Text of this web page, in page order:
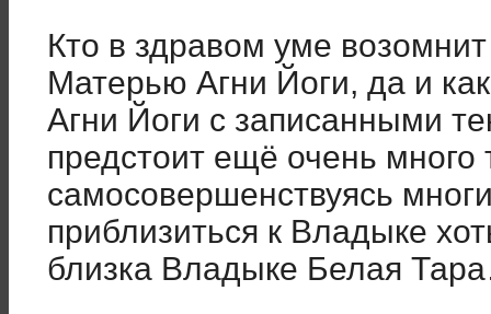
Кто в здравом уме
Матерью Агни Йоги, да и
Агни Йоги с записанными
предстоит ещё очень много
самосовершенствуясь
приблизиться к Владыке
близка Владыке Белая